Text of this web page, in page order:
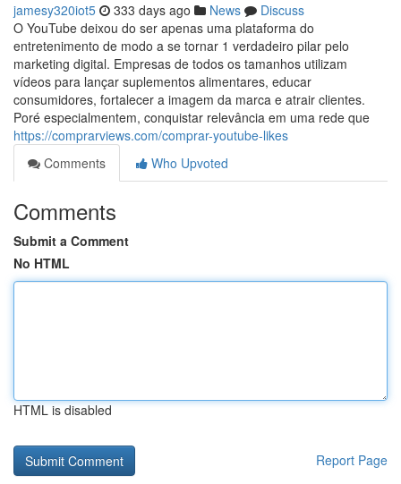
jamesy320iot5 333 days ago News
Discuss
O YouTube deixou do ser apenas uma plataforma do
entretenimento de modo a se tornar 1 verdadeiro pilar pelo
marketing digital. Empresas de todos os tamanhos utilizam
vídeos para lançar suplementos alimentares, educar
consumidores, fortalecer a imagem da marca e atrair clientes.
Poré especialmentem, conquistar relevância em uma rede que
https://comprarviews.com/comprar-youtube-likes
Comments
Who Upvoted
Comments
Submit a Comment
No HTML
HTML is disabled
Report Page